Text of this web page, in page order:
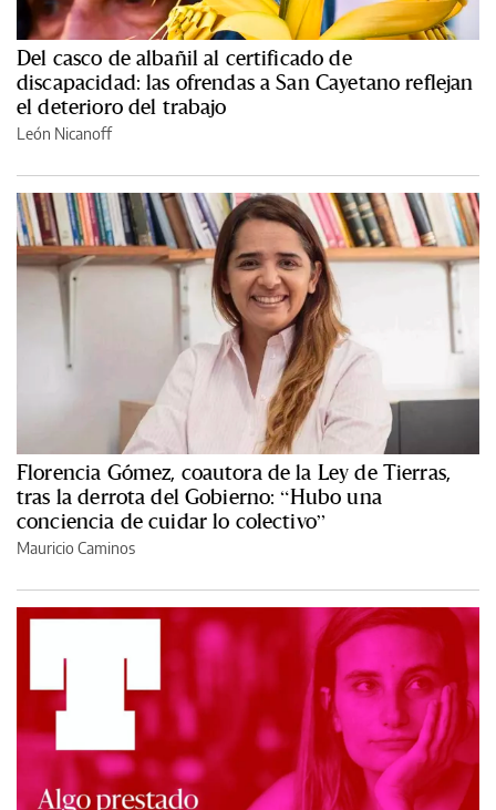
Del casco de albañil al certificado de
discapacidad: las ofrendas a San Cayetano reflejan
el deterioro del trabajo
León Nicanoff
Florencia Gómez, coautora de la Ley de Tierras,
tras la derrota del Gobierno: “Hubo una
conciencia de cuidar lo colectivo”
Mauricio Caminos